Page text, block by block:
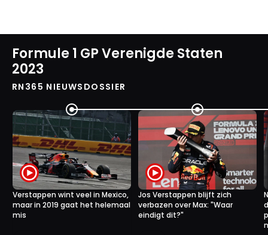
Formule 1 GP Verenigde Staten
2023
RN365 NIEUWSDOSSIER
Verstappen wint veel in Mexico,
maar in 2019 gaat het helemaal
mis
Jos Verstappen blijft zich
verbazen over Max: "Waar
eindigt dit?"